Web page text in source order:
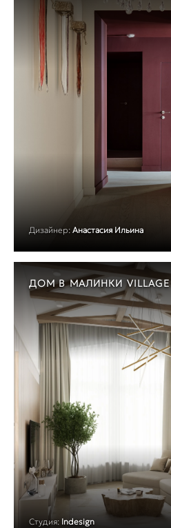
Дизайнер: Анастасия Ильина
ДОМ В МАЛИНКИ VILLAGE
Студия: Indesign